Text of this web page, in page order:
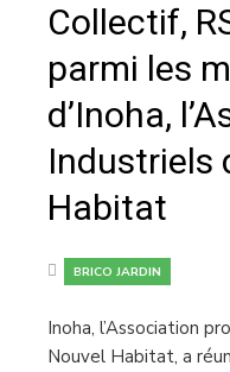
Collectif,
parmi les
d’Inoha,
Industriels
Habitat
BRICO JARDIN
Inoha, l’Association
Nouvel Habitat, a